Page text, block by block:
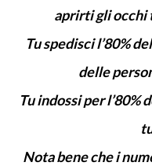
aprirti gli occhi
Tu spedisci l’80%
delle
Tu indossi per
Nota bene che i